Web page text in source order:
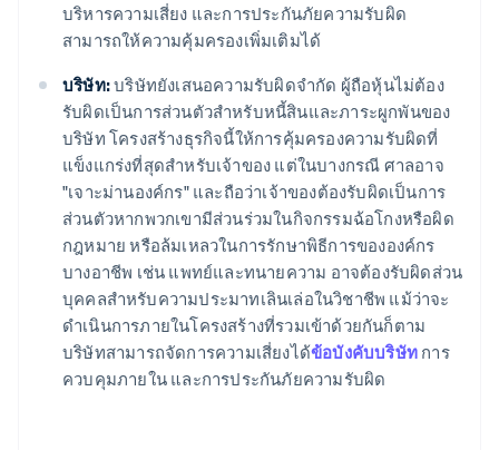
บริหารความเสี่ยง และการประกันภัยความรับผิด
สามารถให้ความคุ้มครองเพิ่มเติมได้
บริษัท:บริษัทยังเสนอความรับผิดจํากัด ผู้ถือหุ้นไม่ต้อง
รับผิดเป็นการส่วนตัวสำหรับหนี้สินและภาระผูกพันของ
บริษัท โครงสร้างธุรกิจนี้ให้การคุ้มครองความรับผิดที่
แข็งแกร่งที่สุดสําหรับเจ้าของ แต่ในบางกรณี ศาลอาจ
"เจาะม่านองค์กร" และถือว่าเจ้าของต้องรับผิดเป็นการ
ส่วนตัวหากพวกเขามีส่วนร่วมในกิจกรรมฉ้อโกงหรือผิด
กฎหมาย หรือล้มเหลวในการรักษาพิธีการขององค์กร
บางอาชีพ เช่น แพทย์และทนายความ อาจต้องรับผิดส่วน
บุคคลสำหรับความประมาทเลินเล่อในวิชาชีพ แม้ว่าจะ
ดำเนินการภายในโครงสร้างที่รวมเข้าด้วยกันก็ตาม
บริษัทสามารถจัดการความเสี่ยงได้ข้อบังคับบริษัท การ
ควบคุมภายใน และการประกันภัยความรับผิด